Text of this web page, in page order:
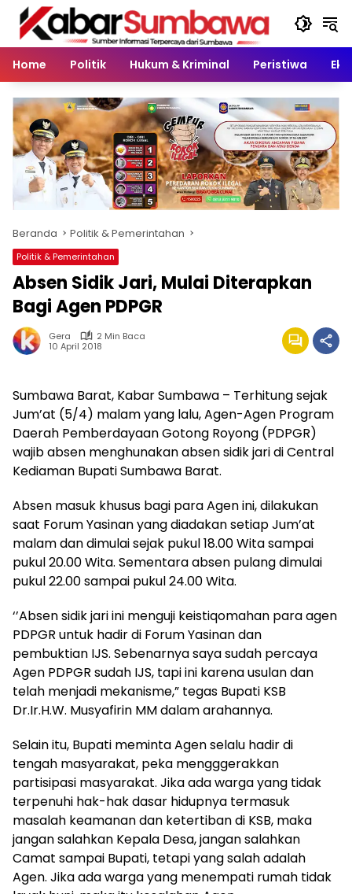
Langsung
konten
Home
Politik Hukum & Kriminal Peristiwa
Beranda Politik & Pemerintahan
Politik & Pemerintahan
Absen Sidik Jari, Mulai Diterapkan
Bagi Agen PDPGR
Gera
2 Min Baca
10 April 2018
Sumbawa Barat, Kabar Sumbawa – Terhitung sejak
Jum’at (5/4) malam yang lalu, Agen-Agen Program
Daerah Pemberdayaan Gotong Royong (PDPGR)
wajib absen menghunakan absen sidik jari di Central
Kediaman Bupati Sumbawa Barat.
Absen masuk khusus bagi para Agen ini, dilakukan
saat Forum Yasinan yang diadakan setiap Jum’at
malam dan dimulai sejak pukul 18.00 Wita sampai
pukul 20.00 Wita. Sementara absen pulang dimulai
pukul 22.00 sampai pukul 24.00 Wita.
‘’Absen sidik jari ini menguji keistiqomahan para agen
PDPGR untuk hadir di Forum Yasinan dan
pembuktian IJS. Sebenarnya saya sudah percaya
Agen PDPGR sudah IJS, tapi ini karena usulan dan
telah menjadi mekanisme,” tegas Bupati KSB
Dr.Ir.H.W. Musyafirin MM dalam arahannya.
Selain itu, Bupati meminta Agen selalu hadir di
tengah masyarakat, peka mengggerakkan
partisipasi masyarakat. Jika ada warga yang tidak
terpenuhi hak-hak dasar hidupnya termasuk
masalah keamanan dan ketertiban di KSB, maka
jangan salahkan Kepala Desa, jangan salahkan
Camat sampai Bupati, tetapi yang salah adalah
Agen. Jika ada warga yang menempati rumah tidak